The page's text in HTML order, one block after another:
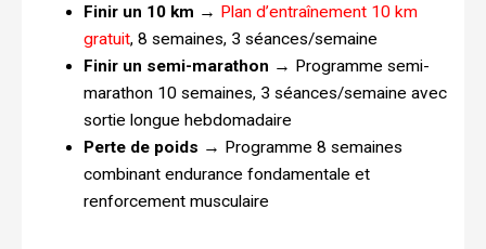
Finir un 10 km → Plan d’entraînement 10 km
gratuit, 8 semaines, 3 séances/semaine
Finir un semi-marathon → Programme semi-
marathon 10 semaines, 3 séances/semaine avec
sortie longue hebdomadaire
Perte de poids → Programme 8 semaines
combinant endurance fondamentale et
renforcement musculaire